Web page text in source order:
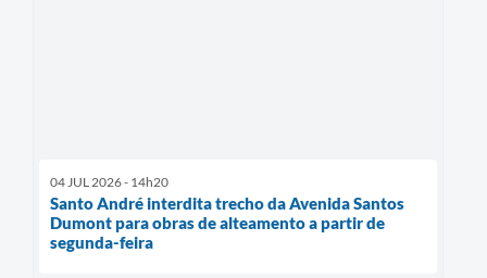
04 JUL 2026 - 14h20
Santo André interdita trecho da Avenida Santos
Dumont para obras de alteamento a partir de
segunda-feira